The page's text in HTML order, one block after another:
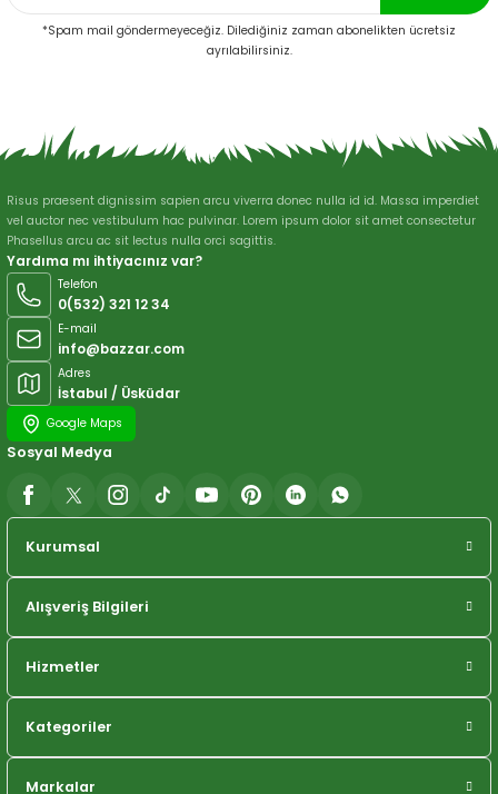
Bu ürüne benzer farklı alternatifler olmalı.
Gönder
*Spam mail göndermeyeceğiz. Dilediğiniz zaman abonelikten ücretsiz
ayrılabilirsiniz.
Risus praesent dignissim sapien arcu viverra donec nulla id id. Massa imperdiet
vel auctor nec vestibulum hac pulvinar. Lorem ipsum dolor sit amet consectetur
Phasellus arcu ac sit lectus nulla orci sagittis.
Yardıma mı ihtiyacınız var?
Telefon
0(532) 321 12 34
E-mail
info@bazzar.com
Adres
İstabul / Üsküdar
Google Maps
Kurumsal
Alışveriş Bilgileri
Hizmetler
Kategoriler
Markalar
Sosyal Medya